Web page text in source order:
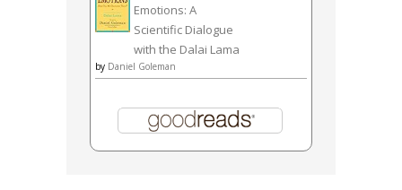
Emotions: A
Scientific Dialogue
with the Dalai Lama
by Daniel Goleman